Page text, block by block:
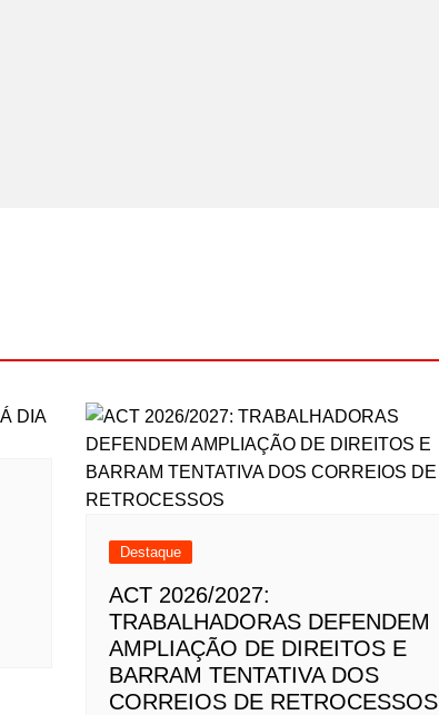
Destaque
ACT 2026/2027:
TRABALHADORAS DEFENDEM
AMPLIAÇÃO DE DIREITOS E
BARRAM TENTATIVA DOS
CORREIOS DE RETROCESSOS